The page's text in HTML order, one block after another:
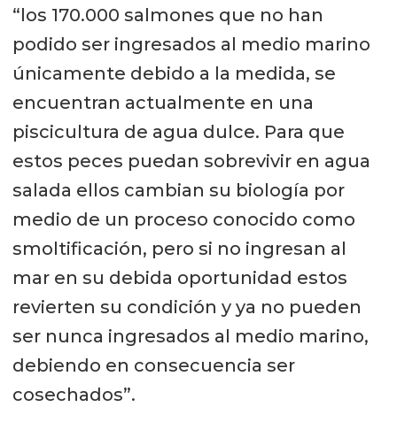
“los 170.000 salmones que no han
podido ser ingresados al medio marino
únicamente debido a la medida, se
encuentran actualmente en una
piscicultura de agua dulce. Para que
estos peces puedan sobrevivir en agua
salada ellos cambian su biología por
medio de un proceso conocido como
smoltificación, pero si no ingresan al
mar en su debida oportunidad estos
revierten su condición y ya no pueden
ser nunca ingresados al medio marino,
debiendo en consecuencia ser
cosechados”.